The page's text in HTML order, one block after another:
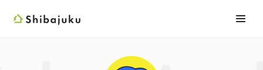
Shibajuku
メニ
検索フォー